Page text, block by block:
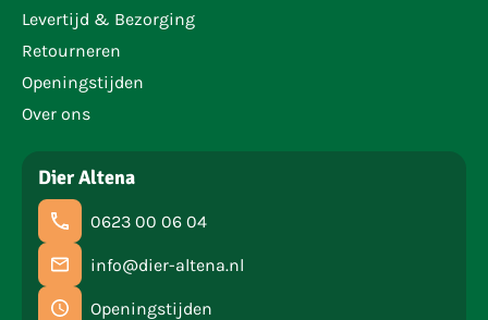
Levertijd & Bezorging
Retourneren
Openingstijden
Over ons
Dier Altena
0623 00 06 04
info@dier-altena.nl
Openingstijden